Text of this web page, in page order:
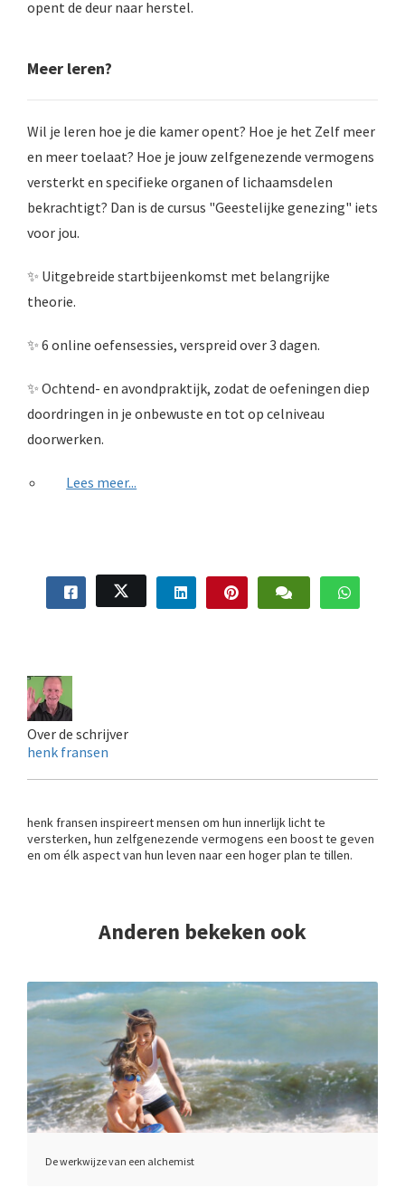
opent de deur naar herstel.
Meer leren?
Wil je leren hoe je die kamer opent? Hoe je het Zelf meer
en meer toelaat? Hoe je jouw zelfgenezende vermogens
versterkt en specifieke organen of lichaamsdelen
bekrachtigt? Dan is de cursus "Geestelijke genezing" iets
voor jou.
✨ Uitgebreide startbijeenkomst met belangrijke
theorie.
✨ 6 online oefensessies, verspreid over 3 dagen.
✨ Ochtend- en avondpraktijk, zodat de oefeningen diep
doordringen in je onbewuste en tot op celniveau
doorwerken.
Lees meer...
Over de schrijver
henk fransen
henk fransen inspireert mensen om hun innerlijk licht te
versterken, hun zelfgenezende vermogens een boost te geven
en om élk aspect van hun leven naar een hoger plan te tillen.
Anderen bekeken ook
De werkwijze van een alchemist